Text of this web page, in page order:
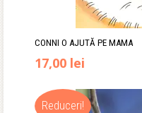
CONNI O AJUTĂ PE MAMA
17,00 lei
Reduceri!